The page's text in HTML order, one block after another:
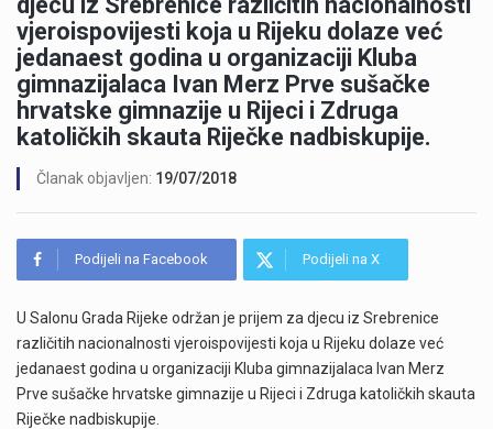
vjeroispovijesti koja u Rijeku dolaze već
jedanaest godina u organizaciji Kluba
gimnazijalaca Ivan Merz Prve sušačke
hrvatske gimnazije u Rijeci i Zdruga
katoličkih skauta Riječke nadbiskupije.
Članak objavljen: 19/07/2018
Podijeli na Facebook Podijeli na X
U Salonu Grada Rijeke održan je prijem za djecu iz Srebrenice
različitih nacionalnosti vjeroispovijesti koja u Rijeku dolaze već
jedanaest godina u organizaciji Kluba gimnazijalaca Ivan Merz
Prve sušačke hrvatske gimnazije u Rijeci i Zdruga katoličkih skauta
Riječke nadbiskupije.